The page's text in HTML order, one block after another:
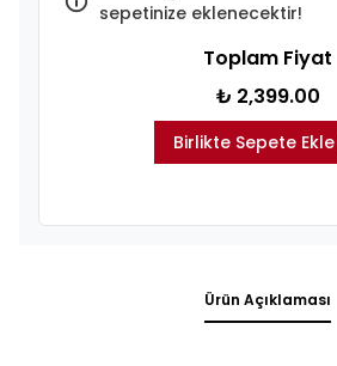
sepetinize eklenecektir!
Toplam Fiyat
₺ 2,399.00
Birlikte Sepete
Ürün Açıklaması